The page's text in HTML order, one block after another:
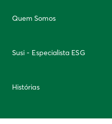
Quem Somos
Susi - Especialista ESG
Histórias
Newsletter